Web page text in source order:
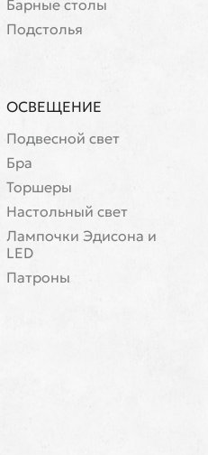
Барные столы
Подстолья
ОСВЕЩЕНИЕ
Подвесной свет
Бра
Торшеры
Настольный свет
Лампочки Эдисона и
LED
Патроны